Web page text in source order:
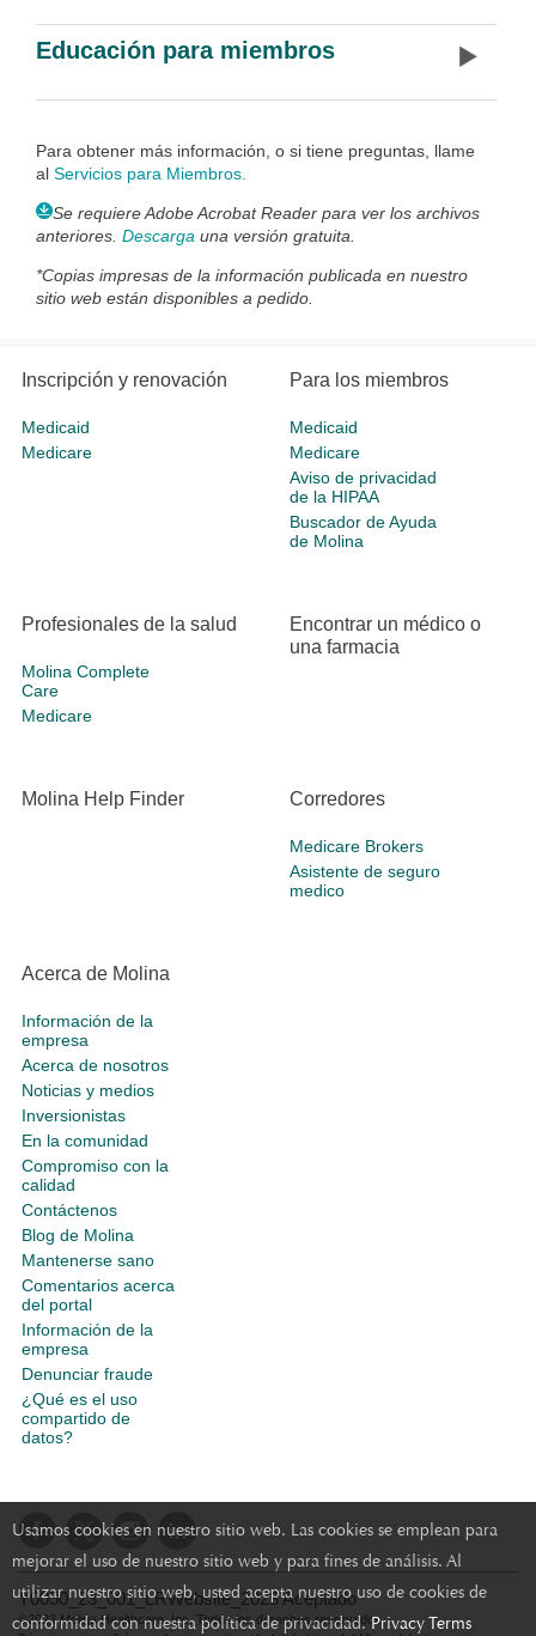
Usamos cookies en nuestro sitio web. Las cookies se emplean para
mejorar el uso de nuestro sitio web y para fines de análisis. Al
utilizar nuestro sitio web, usted acepta nuestro uso de cookies de
conformidad con nuestra política de privacidad.Privacy Terms
Educación para miembros
Para obtener más información, o si tiene preguntas, llame
al Servicios para Miembros
Se requiere Adobe Acrobat Reader para ver los archivos
anteriores. Descarga una versión gratuita.
*Copias impresas de la información publicada en nuestro
sitio web están disponibles a pedido.
Inscripción y renovación
Medicaid
Medicare
Para los miembros
Medicaid
Medicare
Aviso de privacidad
de la HIPAA
Buscador de Ayuda
de Molina
Profesionales de la salud
Molina Complete
Care
Medicare
Encontrar un médico o
una farmacia
Molina Help Finder Corredores
Medicare Brokers
Asistente de seguro
medico
Acerca de Molina
Información de la
empresa
Acerca de nosotros
Noticias y medios
Inversionistas
En la comunidad
Compromiso con la
calidad
Contáctenos
Blog de Molina
Mantenerse sano
Comentarios acerca
del portal
Información de la
empresa
Denunciar fraude
¿Qué es el uso
compartido de
datos?
Y0050_23_001_LRWebsite_2023 Aceptado
©2023 Molina Healthcare, Inc. Todos los derechos reservados.